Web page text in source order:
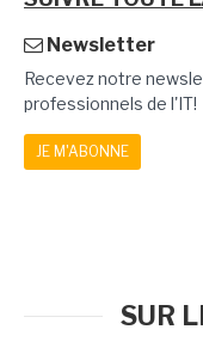
Newsletter
Recevez notre
professionnels de l'IT!
JE M'ABONNE
SUR